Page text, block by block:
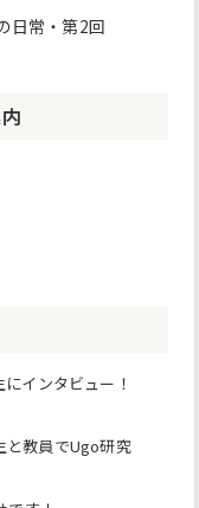
日常・第2回
インタビュー！
と教員でUgo研究